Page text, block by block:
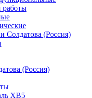
работы
Солдатова (Россия)
(Россия)
ХВ5